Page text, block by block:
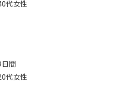
代女性
も観光！食にこだわ
間
代女性
ュルンベルグのクリ
冬の行事は大盛り上